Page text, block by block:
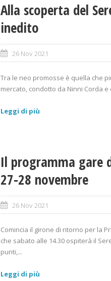
Alla scoperta del
inedito
26 Nov 2021
Tra le neo promosse è quella che
mercato, condotto da Ninni Corda
Leggi di più
Il programma gare
27-28 novembre
26 Nov 2021
Comincia il girone di ritorno per la
che sabato alle 14.30 ospiterà il
punti,...
Leggi di più